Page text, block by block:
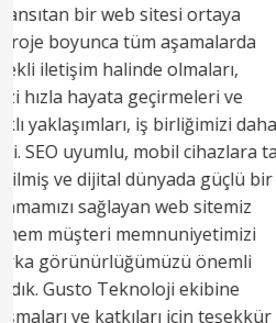
dönüşler yaparak
hayata geçirdiler. Özellikle
gösterdikleri özen ve
Teknoloji’yi
özelliklerden biri oldu.
iletişimleri hem de
hizmet için kendilerine
İlerleyen dönemlerde
sabırsızlıkla bekliyoruz!